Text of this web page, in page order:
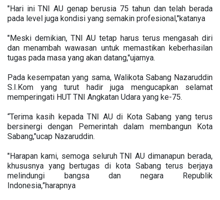
"Hari ini TNI AU genap berusia 75 tahun dan telah berada
pada level juga kondisi yang semakin profesional,"katanya
"Meski demikian, TNI AU tetap harus terus mengasah diri
dan menambah wawasan untuk memastikan keberhasilan
tugas pada masa yang akan datang,"ujarnya.
Pada kesempatan yang sama, Walikota Sabang Nazaruddin
S.I.Kom yang turut hadir juga mengucapkan selamat
memperingati HUT TNI Angkatan Udara yang ke-75.
“Terima kasih kepada TNI AU di Kota Sabang yang terus
bersinergi dengan Pemerintah dalam membangun Kota
Sabang,"ucap Nazaruddin.
"Harapan kami, semoga seluruh TNI AU dimanapun berada,
khususnya yang bertugas di kota Sabang terus berjaya
melindungi bangsa dan negara Republik
Indonesia,”harapnya